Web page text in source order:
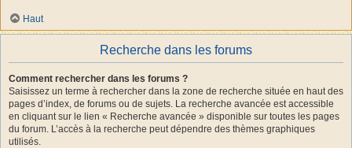
Haut
Recherche dans les forums
Comment rechercher dans les forums ?
Saisissez un terme à rechercher dans la zone de recherche située en haut des
pages d’index, de forums ou de sujets. La recherche avancée est accessible
en cliquant sur le lien « Recherche avancée » disponible sur toutes les pages
du forum. L’accès à la recherche peut dépendre des thèmes graphiques
utilisés.